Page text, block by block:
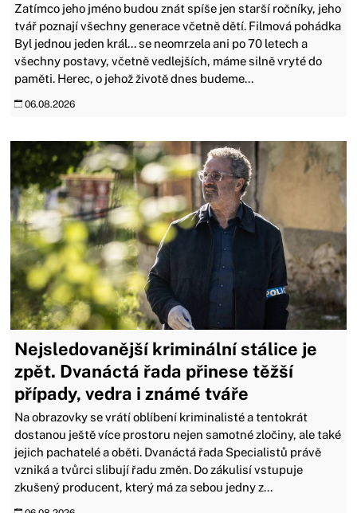
Zatímco jeho jméno budou znát spíše jen starší ročníky, jeho
tvář poznají všechny generace včetně dětí. Filmová pohádka
Byl jednou jeden král... se neomrzela ani po 70 letech a
všechny postavy, včetně vedlejších, máme silně vryté do
paměti. Herec, o jehož životě dnes budeme...
06.08.2026
Nejsledovanější kriminální stálice je
zpět. Dvanáctá řada přinese těžší
případy, vedra i známé tváře
Na obrazovky se vrátí oblíbení kriminalisté a tentokrát
dostanou ještě více prostoru nejen samotné zločiny, ale také
jejich pachatelé a oběti. Dvanáctá řada Specialistů právě
vzniká a tvůrci slibují řadu změn. Do zákulisí vstupuje
zkušený producent, který má za sebou jedny z...